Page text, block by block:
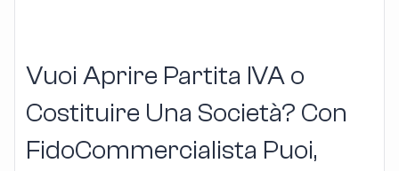
Vuoi Aprire Partita IVA o
Costituire Una Società? Con
FidoCommercialista Puoi,